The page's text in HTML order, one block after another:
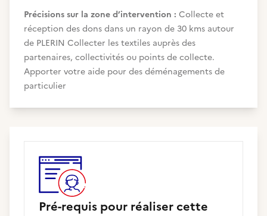
Précisions sur la zone d’intervention : Collecte et
réception des dons dans un rayon de 30 kms autour
de PLERIN Collecter les textiles auprès des
partenaires, collectivités ou points de collecte.
Apporter votre aide pour des déménagements de
particulier
Pré-requis pour réaliser cette